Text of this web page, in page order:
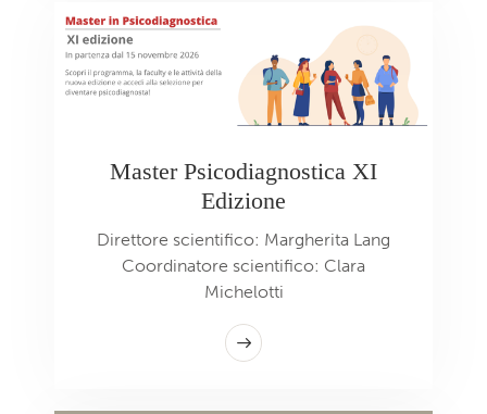
Master Psicodiagnostica XI
Edizione
Direttore scientifico: Margherita Lang
Coordinatore scientifico: Clara
Michelotti